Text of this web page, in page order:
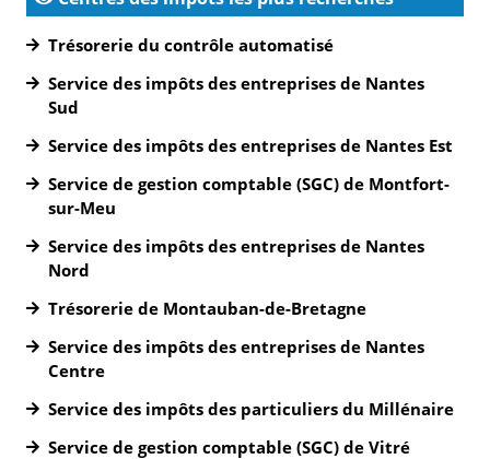
Trésorerie du contrôle automatisé
Service des impôts des entreprises de Nantes
Sud
Service des impôts des entreprises de Nantes Est
Service de gestion comptable (SGC) de Montfort-
sur-Meu
Service des impôts des entreprises de Nantes
Nord
Trésorerie de Montauban-de-Bretagne
Service des impôts des entreprises de Nantes
Centre
Service des impôts des particuliers du Millénaire
Service de gestion comptable (SGC) de Vitré